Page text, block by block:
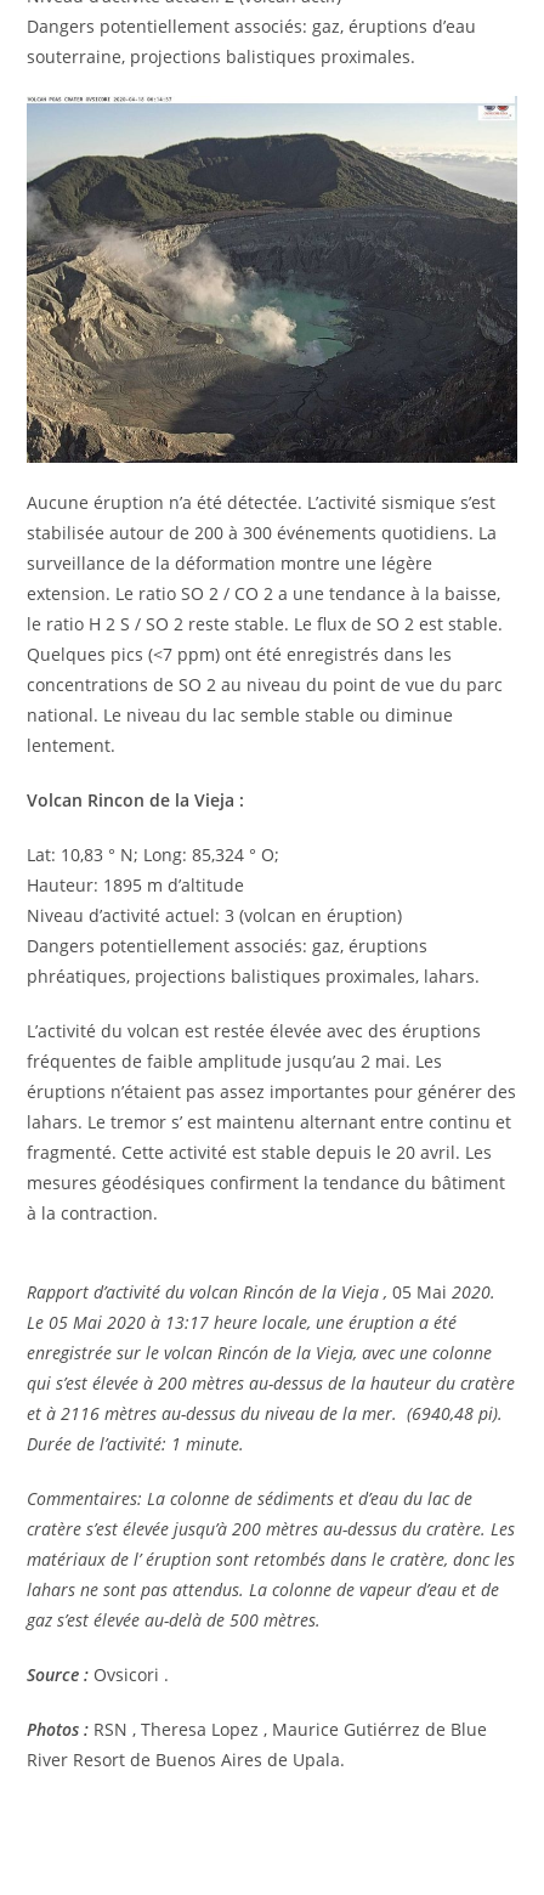
Dangers potentiellement associés: gaz, éruptions d’eau
souterraine, projections balistiques proximales.
Aucune éruption n’a été détectée. L’activité sismique s’est
stabilisée autour de 200 à 300 événements quotidiens. La
surveillance de la déformation montre une légère
extension. Le ratio SO 2 / CO 2 a une tendance à la baisse,
le ratio H 2 S / SO 2 reste stable. Le flux de SO 2 est stable.
Quelques pics (<7 ppm) ont été enregistrés dans les
concentrations de SO 2 au niveau du point de vue du parc
national. Le niveau du lac semble stable ou diminue
lentement.
Volcan Rincon de la Vieja :
Lat: 10,83 ° N; Long: 85,324 ° O;
Hauteur: 1895 m d’altitude
Niveau d’activité actuel: 3 (volcan en éruption)
Dangers potentiellement associés: gaz, éruptions
phréatiques, projections balistiques proximales, lahars.
L’activité du volcan est restée élevée avec des éruptions
fréquentes de faible amplitude jusqu’au 2 mai. Les
éruptions n’étaient pas assez importantes pour générer des
lahars. Le tremor s’ est maintenu alternant entre continu et
fragmenté. Cette activité est stable depuis le 20 avril. Les
mesures géodésiques confirment la tendance du bâtiment
à la contraction.
Rapport d’activité du volcan Rincón de la Vieja ,05 Mai2020.
Le 05 Mai 2020 à 13:17 heure locale, une éruption a été
enregistrée sur le volcan Rincón de la Vieja, avec une colonne
qui s’est élevée à 200 mètres au-dessus de la hauteur du cratère
et à 2116 mètres au-dessus du niveau de la mer. (6940,48 pi).
Durée de l’activité: 1 minute.
Commentaires: La colonne de sédiments et d’eau du lac de
cratère s’est élevée jusqu’à 200 mètres au-dessus du cratère. Les
matériaux de l’ éruption sont retombés dans le cratère, donc les
lahars ne sont pas attendus. La colonne de vapeur d’eau et de
gaz s’est élevée au-delà de 500 mètres.
Source : Ovsicori .
Photos : RSN , Theresa Lopez , Maurice Gutiérrez de Blue
River Resort de Buenos Aires de Upala.